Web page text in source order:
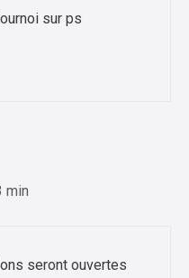
sur ps
min
seront ouvertes